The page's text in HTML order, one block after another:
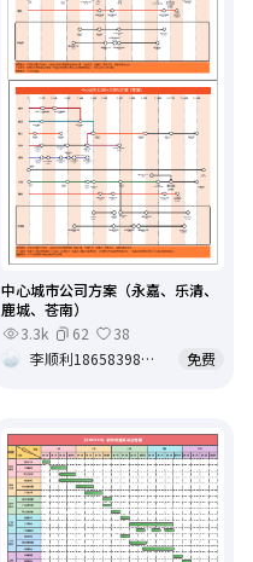
中心城市公司方案（永嘉、乐清、
鹿城、苍南）
3.3k
62
38
李顺利18658398201
免费